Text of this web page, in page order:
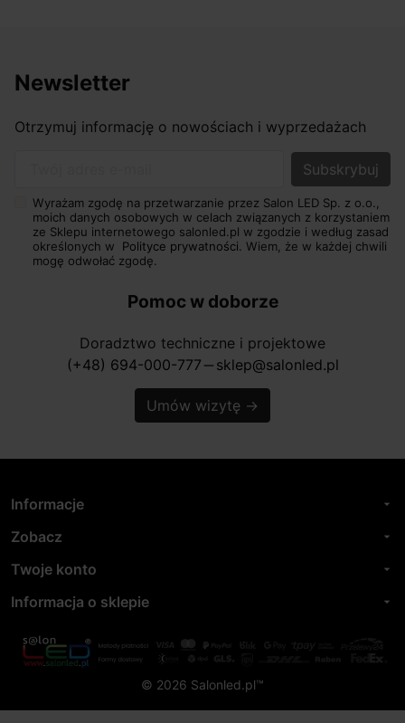
Newsletter
Otrzymuj informację o nowościach i wyprzedażach
Wyrażam zgodę na przetwarzanie przez Salon LED Sp. z o.o.,
moich danych osobowych w celach związanych z korzystaniem
ze Sklepu internetowego salonled.pl w zgodzie i według zasad
określonych w Polityce prywatności. Wiem, że w każdej chwili
mogę odwołać zgodę.
Pomoc w doborze
Doradztwo techniczne i projektowe
(+48) 694-000-777 horizontal_rule sklep@salonled.pl
Umów wizytę →
Informacje arrow_drop_down
Zobacz arrow_drop_down
Twoje konto arrow_drop_down
Informacja o sklepie arrow_drop_down
© 2026 Salonled.pl™